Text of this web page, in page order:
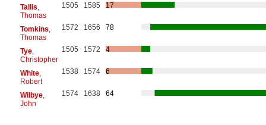
Tallis
Thomas
1505 1585 17
Tomkins
Thomas
1572 1656 78
Tye,
Christopher
1505 1572 4
White,
Robert
1538 1574 6
Wilbye,
John
1574 1638 64